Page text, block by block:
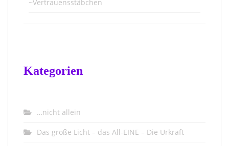
~Vertrauensstäbchen
Kategorien
…nicht allein
Das große Licht – das All-EINE – Die Urkraft